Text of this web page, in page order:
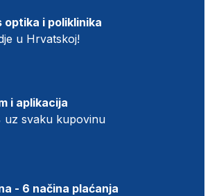
optika i poliklinika
u Hrvatskoj!
i aplikacija
uz svaku kupovinu
- 6 načina plaćanja